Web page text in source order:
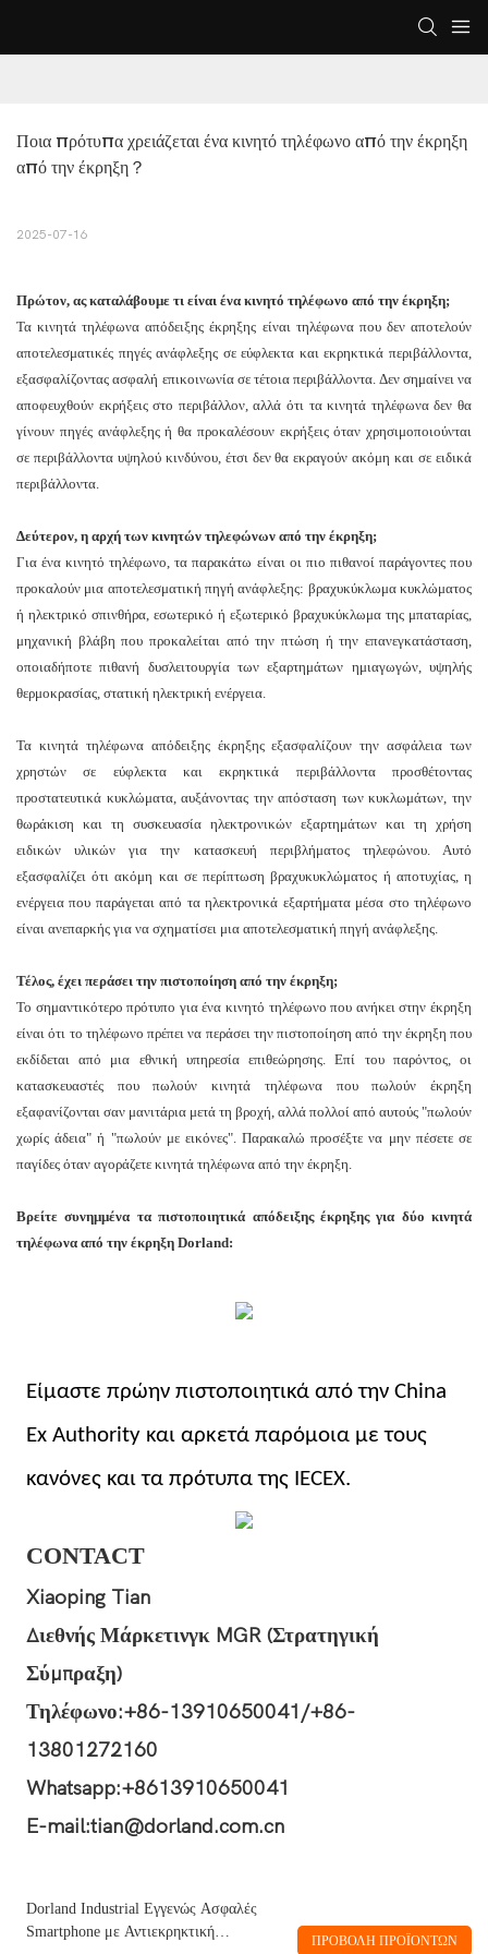
Ποια πρότυπα χρειάζεται ένα κινητό τηλέφωνο από την έκρηξη
από την έκρηξη？
2025-07-16
Πρώτον, ας καταλάβουμε τι είναι ένα κινητό τηλέφωνο από την έκρηξη;
Τα κινητά τηλέφωνα απόδειξης έκρηξης είναι τηλέφωνα που δεν αποτελούν
αποτελεσματικές πηγές ανάφλεξης σε εύφλεκτα και εκρηκτικά περιβάλλοντα,
εξασφαλίζοντας ασφαλή επικοινωνία σε τέτοια περιβάλλοντα. Δεν σημαίνει να
αποφευχθούν εκρήξεις στο περιβάλλον, αλλά ότι τα κινητά τηλέφωνα δεν θα
γίνουν πηγές ανάφλεξης ή θα προκαλέσουν εκρήξεις όταν χρησιμοποιούνται
σε περιβάλλοντα υψηλού κινδύνου, έτσι δεν θα εκραγούν ακόμη και σε ειδικά
περιβάλλοντα.
Δεύτερον, η αρχή των κινητών τηλεφώνων από την έκρηξη;
Για ένα κινητό τηλέφωνο, τα παρακάτω είναι οι πιο πιθανοί παράγοντες που
προκαλούν μια αποτελεσματική πηγή ανάφλεξης: βραχυκύκλωμα κυκλώματος
ή ηλεκτρικό σπινθήρα, εσωτερικό ή εξωτερικό βραχυκύκλωμα της μπαταρίας,
μηχανική βλάβη που προκαλείται από την πτώση ή την επανεγκατάσταση,
οποιαδήποτε πιθανή δυσλειτουργία των εξαρτημάτων ημιαγωγών, υψηλής
θερμοκρασίας, στατική ηλεκτρική ενέργεια.
Τα κινητά τηλέφωνα απόδειξης έκρηξης εξασφαλίζουν την ασφάλεια των
χρηστών σε εύφλεκτα και εκρηκτικά περιβάλλοντα προσθέτοντας
προστατευτικά κυκλώματα, αυξάνοντας την απόσταση των κυκλωμάτων, την
θωράκιση και τη συσκευασία ηλεκτρονικών εξαρτημάτων και τη χρήση
ειδικών υλικών για την κατασκευή περιβλήματος τηλεφώνου. Αυτό
εξασφαλίζει ότι ακόμη και σε περίπτωση βραχυκυκλώματος ή αποτυχίας, η
ενέργεια που παράγεται από τα ηλεκτρονικά εξαρτήματα μέσα στο τηλέφωνο
είναι ανεπαρκής για να σχηματίσει μια αποτελεσματική πηγή ανάφλεξης.
Τέλος, έχει περάσει την πιστοποίηση από την έκρηξη;
Το σημαντικότερο πρότυπο για ένα κινητό τηλέφωνο που ανήκει στην έκρηξη
είναι ότι το τηλέφωνο πρέπει να περάσει την πιστοποίηση από την έκρηξη που
εκδίδεται από μια εθνική υπηρεσία επιθεώρησης. Επί του παρόντος, οι
κατασκευαστές που πωλούν κινητά τηλέφωνα που πωλούν έκρηξη
εξαφανίζονται σαν μανιτάρια μετά τη βροχή, αλλά πολλοί από αυτούς "πωλούν
χωρίς άδεια" ή "πωλούν με εικόνες". Παρακαλώ προσέξτε να μην πέσετε σε
παγίδες όταν αγοράζετε κινητά τηλέφωνα από την έκρηξη.
Βρείτε συνημμένα τα πιστοποιητικά απόδειξης έκρηξης για δύο κινητά
τηλέφωνα από την έκρηξη Dorland:
Είμαστε πρώην πιστοποιητικά από την China
Ex Authority και αρκετά παρόμοια με τους
κανόνες και τα πρότυπα της IECEX.
CONTACT
Xiaoping Tian
Διεθνής Μάρκετινγκ MGR (Στρατηγική
Σύμπραξη)
Τηλέφωνο:+86-13910650041/+86-
13801272160
Whatsapp:+8613910650041
E-mail:tian@dorland.com.cn
Dorland Industrial Εγγενώς Ασφαλές
Smartphone με Αντιεκρηκτική
ΠΡΟΒΟΛΉ ΠΡΟΪΌΝΤΩΝ